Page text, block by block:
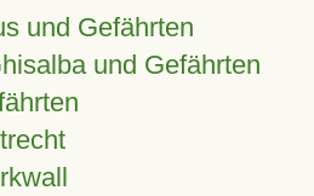
und Gefährten
und Gefährten